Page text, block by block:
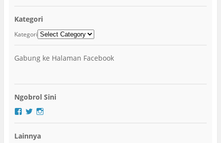
Kategori
Kategori
Gabung ke Halaman Facebook
Ngobrol Sini
F
e
T
t
Lainnya